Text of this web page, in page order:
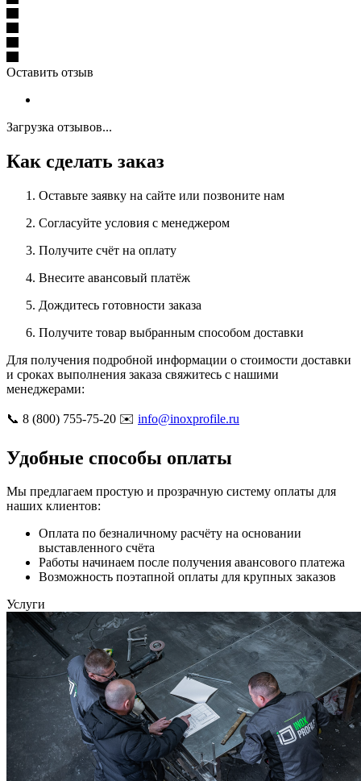
Оставить отзыв
Загрузка отзывов...
Как сделать заказ
Оставьте заявку на сайте или позвоните нам
Согласуйте условия с менеджером
Получите счёт на оплату
Внесите авансовый платёж
Дождитесь готовности заказа
Получите товар выбранным способом доставки
Для получения подробной информации о стоимости доставки
и сроках выполнения заказа свяжитесь с нашими
менеджерами:
📞 8 (800) 755-75-20 ✉️ info@inoxprofile.ru
Удобные способы оплаты
Мы предлагаем простую и прозрачную систему оплаты для
наших клиентов:
Оплата по безналичному расчёту на основании
выставленного счёта
Работы начинаем после получения авансового платежа
Возможность поэтапной оплаты для крупных заказов
Услуги